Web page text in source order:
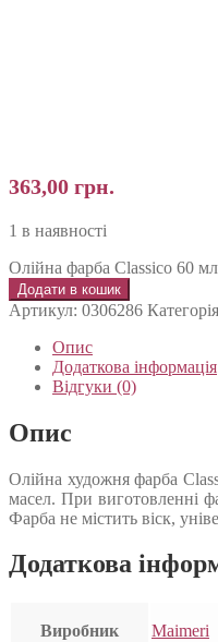
363,00 грн.
1 в наявності
Олійна фарба Classico 60 мл
Додати в кошик
Артикул: 0306286
Опис
Додаткова інформація
Відгуки (0)
Опис
Олійна художня фарба
масел. При виготовленні
Фарба не містить віск,
Додаткова
Виробник Maimeri